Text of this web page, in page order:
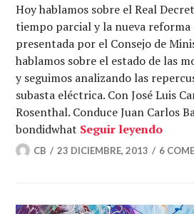
Hoy hablamos sobre el Real
tiempo parcial y la nueva
presentada por el Consejo de
hablamos sobre el estado de las
y seguimos analizando las
subasta eléctrica. Con José Luis
Rosenthal. Conduce Juan Carlos
bondidwhat Seguir leyendo
CB 23 DICIEMBRE, 2013 6